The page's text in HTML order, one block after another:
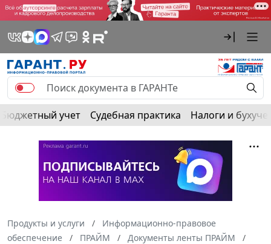
Бюджетный учет Судебная практика Налоги и
Продукты и услуги
Информационно-правовое
обеспечение
ПРАЙМ
Документы ленты ПРАЙМ